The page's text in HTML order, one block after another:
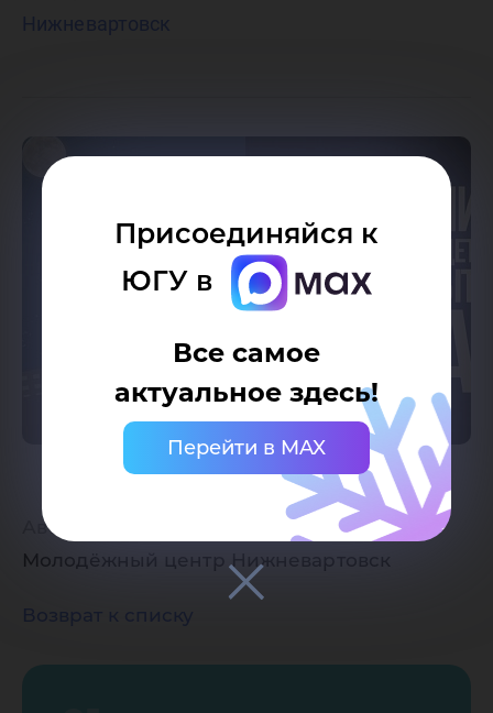
Присоединяйся к
ЮГУ в
Все самое
актуальное здесь!
Перейти в MAX
Нижневартовск
Авторы:
Молодёжный центр Нижневартовск
Возврат к списку